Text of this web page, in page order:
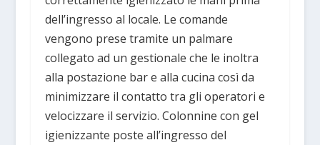
dell’ingresso al locale. Le comande
vengono prese tramite un palmare
collegato ad un gestionale che le inoltra
alla postazione bar e alla cucina così da
minimizzare il contatto tra gli operatori e
velocizzare il servizio. Colonnine con gel
igienizzante poste all’ingresso del